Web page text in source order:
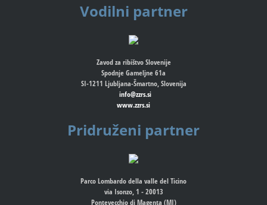
Vodilni partner
Zavod za ribištvo Slovenije
Spodnje Gameljne 61a
SI-1211 Ljubljana-Šmartno, Slovenija
info@zzrs.si
www.zzrs.si
Pridruženi partner
Parco Lombardo della valle del Ticino
via Isonzo, 1 - 20013
Pontevecchio di Magenta (MI)